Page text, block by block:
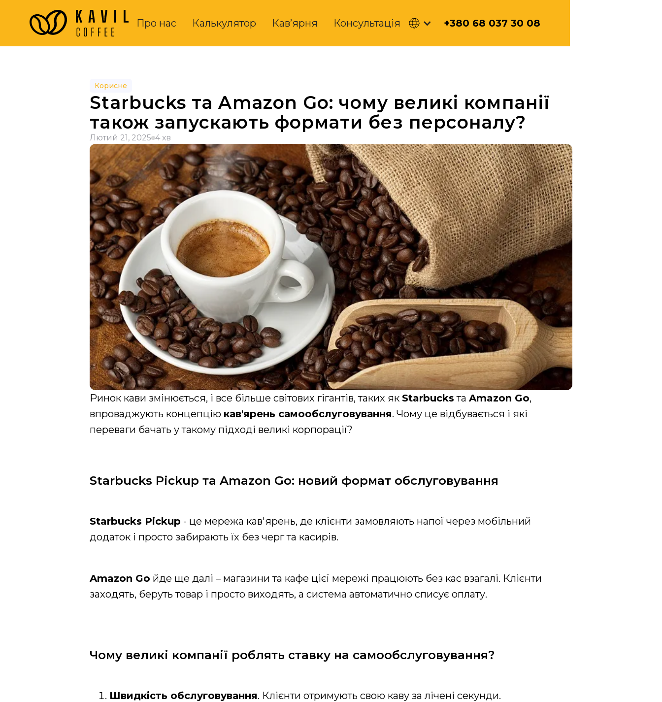
Про нас Калькулятор Кав’ярня Консультація +380 68 037 30 08
Корисне
Starbucks та Amazon Go: чому великі компанії
також запускають формати без персоналу?
Лютий 21, 2025 4 хв
Ринок кави змінюється, і все більше світових гігантів, таких якStarbucks таAmazon Go,
впроваджують концепцію кав'ярень самообслуговування. Чому це відбувається і які
переваги бачать у такому підході великі корпорації?
Starbucks Pickup та Amazon Go: новий формат обслуговування
Starbucks Pickup - це мережа кав'ярень, де клієнти замовляють напої через мобільний
додаток і просто забирають їх без черг та касирів.
Amazon Go йде ще далі – магазини та кафе цієї мережі працюють без кас взагалі. Клієнти
заходять, беруть товар і просто виходять, а система автоматично списує оплату.
Чому великі компанії роблять ставку на самообслуговування?
Швидкість обслуговування. Клієнти отримують свою каву за лічені секунди.